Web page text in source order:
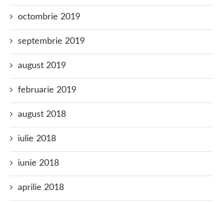
octombrie 2019
septembrie 2019
august 2019
februarie 2019
august 2018
iulie 2018
iunie 2018
aprilie 2018